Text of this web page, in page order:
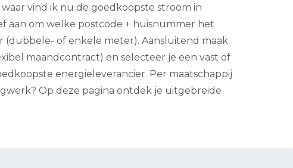
vind ik nu de goedkoopste stroom in
aan om welke postcode + huisnummer het
of enkele meter). Aansluitend maak
maandcontract) en selecteer je een vast of
energieleverancier. Per maatschappij
Op deze pagina ontdek je uitgebreide